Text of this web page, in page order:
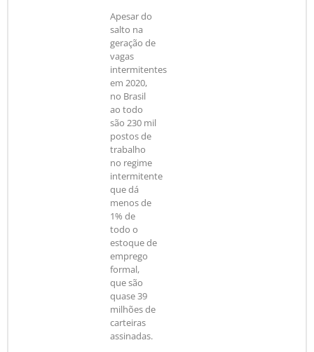
Apesar do
salto na
geração de
vagas
intermitentes
em 2020,
no Brasil
ao todo
são 230 mil
postos de
trabalho
no regime
intermitente
que dá
menos de
1% de
todo o
estoque de
emprego
formal,
que são
quase 39
milhões de
carteiras
assinadas.